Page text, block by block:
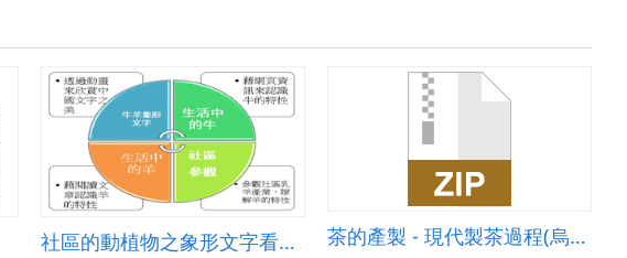
社區的動植物之象形文字看同安 茶的產製 - 現代製茶過程(烏龍茶)